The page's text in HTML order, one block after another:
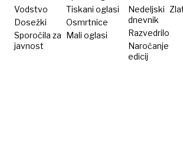
policijo"
Vodstvo
Dosežki
Sporočila za
javnost
Tiskani oglasi
Osmrtnice
Mali oglasi
Nedeljski
dnevnik
Razvedrilo
Naročanje
edicij